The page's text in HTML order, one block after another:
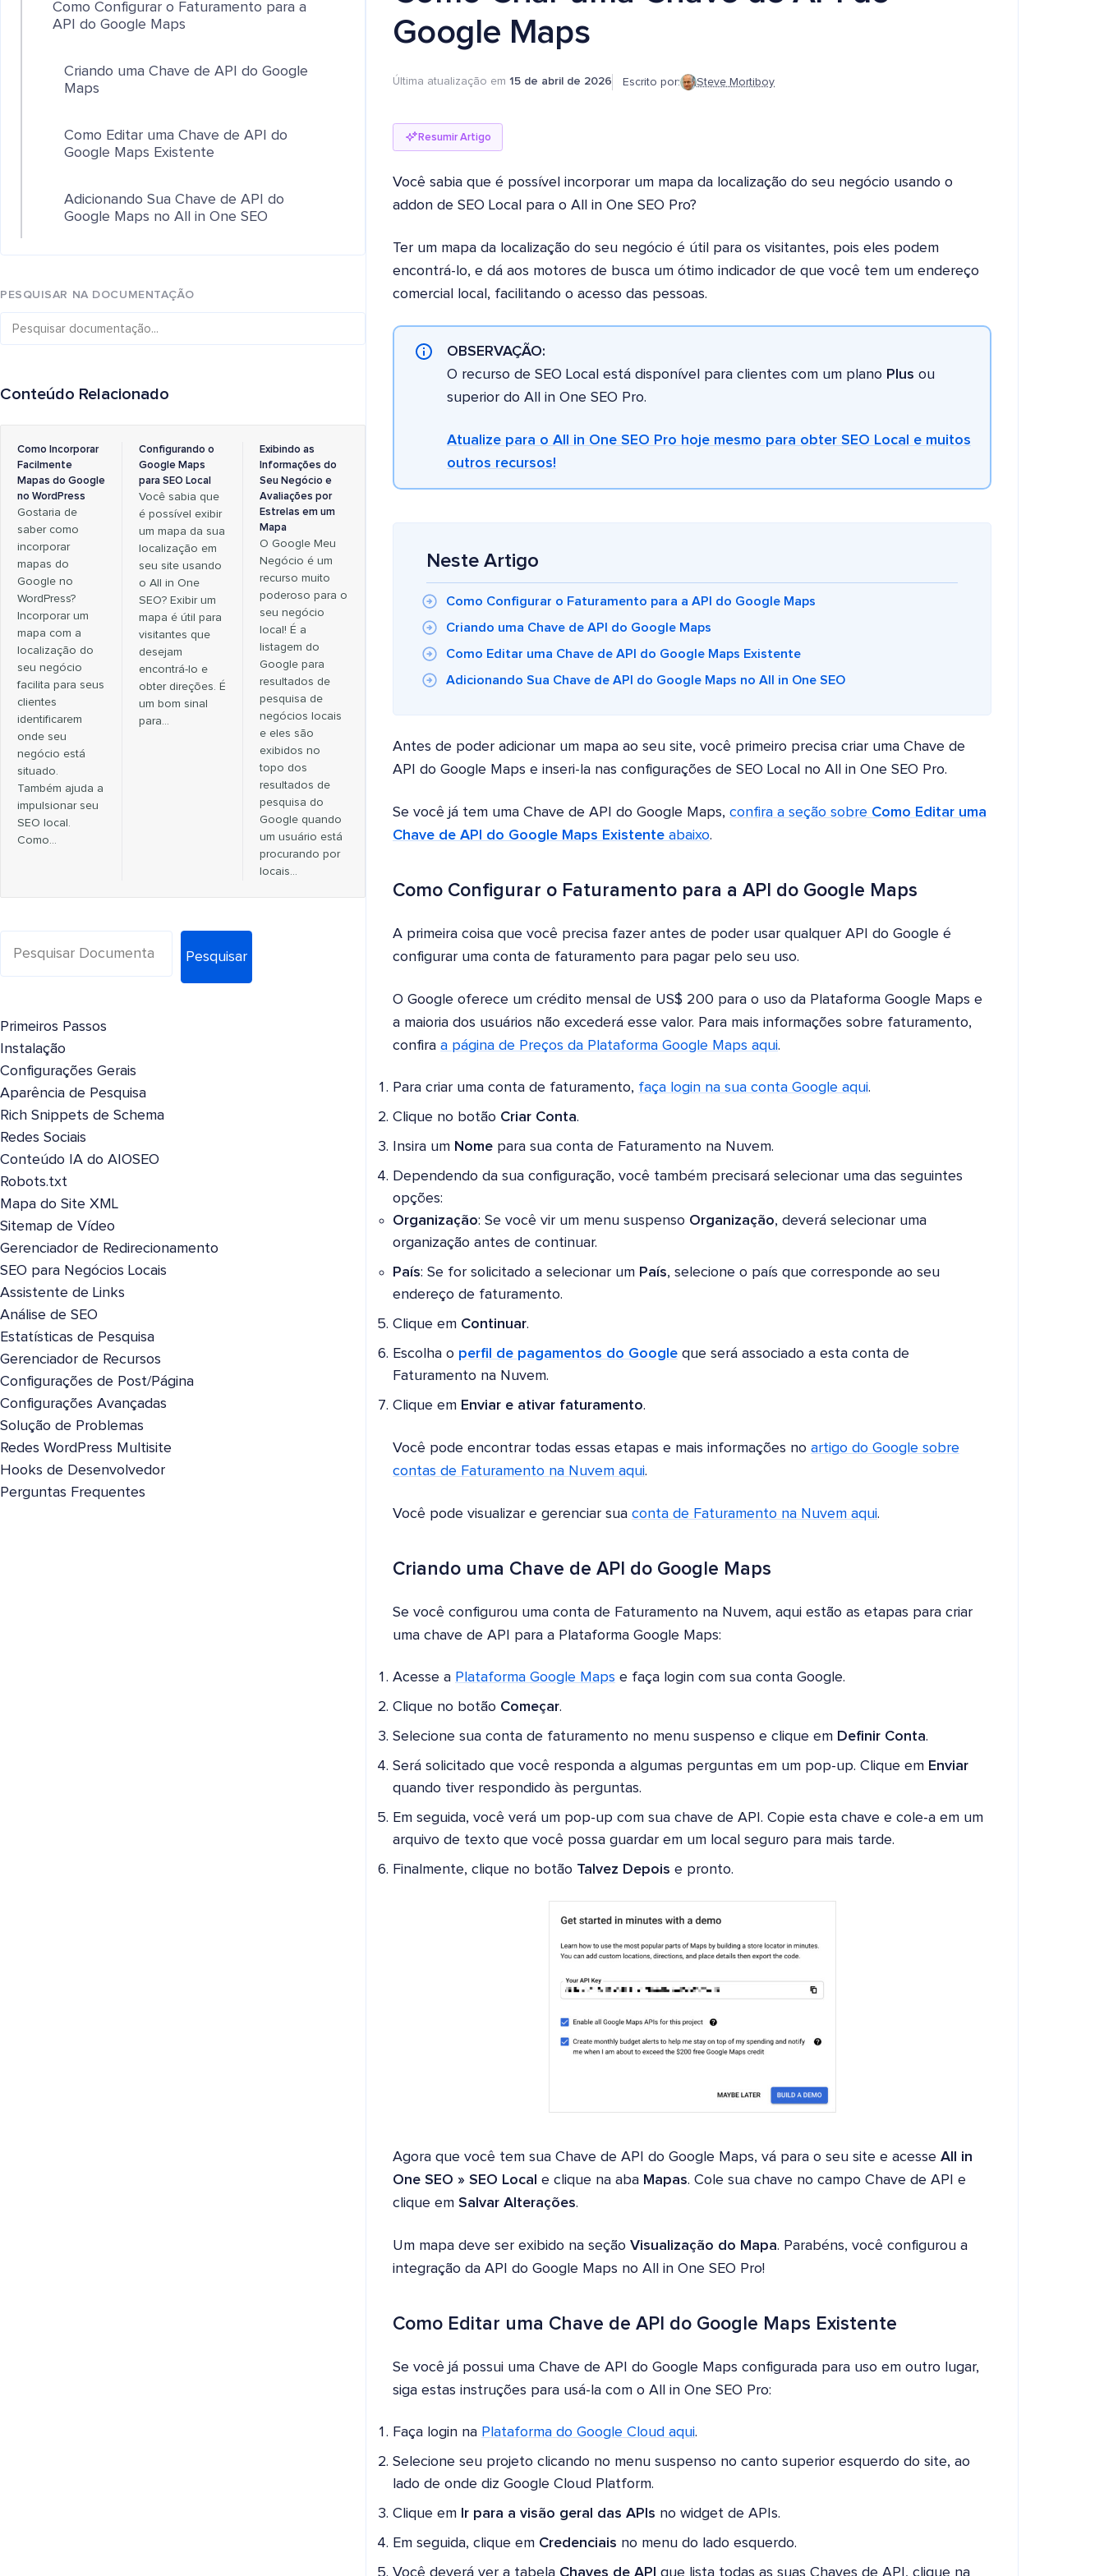
Google Maps
Última atualização em 15 de abril de 2026 Escrito por: Steve Mortiboy
Resumir Artigo
Você sabia que é possível incorporar um mapa da localização do seu negócio usando o
addon de SEO Local para o All in One SEO Pro?
Ter um mapa da localização do seu negócio é útil para os visitantes, pois eles podem
encontrá-lo, e dá aos motores de busca um ótimo indicador de que você tem um endereço
comercial local, facilitando o acesso das pessoas.
OBSERVAÇÃO:
O recurso de SEO Local está disponível para clientes com um plano Plus ou
superior do All in One SEO Pro.
Atualize para o All in One SEO Pro hoje mesmo para obter SEO Local e muitos
outros recursos!
Neste Artigo
Como Configurar o Faturamento para a API do Google Maps
Criando uma Chave de API do Google Maps
Como Editar uma Chave de API do Google Maps Existente
Adicionando Sua Chave de API do Google Maps no All in One SEO
Antes de poder adicionar um mapa ao seu site, você primeiro precisa criar uma Chave de
API do Google Maps e inseri-la nas configurações de SEO Local no All in One SEO Pro.
Se você já tem uma Chave de API do Google Maps, confira a seção sobre Como Editar uma
Chave de API do Google Maps Existente abaixo.
Como Configurar o Faturamento para a API do Google Maps
A primeira coisa que você precisa fazer antes de poder usar qualquer API do Google é
configurar uma conta de faturamento para pagar pelo seu uso.
O Google oferece um crédito mensal de US$ 200 para o uso da Plataforma Google Maps e
a maioria dos usuários não excederá esse valor. Para mais informações sobre faturamento,
confira a página de Preços da Plataforma Google Maps aqui.
Para criar uma conta de faturamento, faça login na sua conta Google aqui.
Clique no botão Criar Conta.
Insira um Nome para sua conta de Faturamento na Nuvem.
Dependendo da sua configuração, você também precisará selecionar uma das seguintes
opções:
Organização: Se você vir um menu suspenso Organização, deverá selecionar uma
organização antes de continuar.
País: Se for solicitado a selecionar um País, selecione o país que corresponde ao seu
endereço de faturamento.
Clique em Continuar.
Escolha o perfil de pagamentos do Google que será associado a esta conta de
Faturamento na Nuvem.
Clique em Enviar e ativar faturamento.
Você pode encontrar todas essas etapas e mais informações no artigo do Google sobre
contas de Faturamento na Nuvem aqui.
Você pode visualizar e gerenciar sua conta de Faturamento na Nuvem aqui.
Criando uma Chave de API do Google Maps
Se você configurou uma conta de Faturamento na Nuvem, aqui estão as etapas para criar
uma chave de API para a Plataforma Google Maps:
Acesse a Plataforma Google Maps e faça login com sua conta Google.
Clique no botão Começar.
Selecione sua conta de faturamento no menu suspenso e clique em Definir Conta.
Será solicitado que você responda a algumas perguntas em um pop-up. Clique em Enviar
quando tiver respondido às perguntas.
Em seguida, você verá um pop-up com sua chave de API. Copie esta chave e cole-a em um
arquivo de texto que você possa guardar em um local seguro para mais tarde.
Finalmente, clique no botão Talvez Depois e pronto.
Agora que você tem sua Chave de API do Google Maps, vá para o seu site e acesse All in
One SEO » SEO Local e clique na aba Mapas. Cole sua chave no campo Chave de API e
clique em Salvar Alterações.
Um mapa deve ser exibido na seção Visualização do Mapa. Parabéns, você configurou a
integração da API do Google Maps no All in One SEO Pro!
Como Editar uma Chave de API do Google Maps Existente
Se você já possui uma Chave de API do Google Maps configurada para uso em outro lugar,
siga estas instruções para usá-la com o All in One SEO Pro:
Faça login na Plataforma do Google Cloud aqui.
Selecione seu projeto clicando no menu suspenso no canto superior esquerdo do site, ao
lado de onde diz Google Cloud Platform.
Clique em Ir para a visão geral das APIs no widget de APIs.
Em seguida, clique em Credenciais no menu do lado esquerdo.
Você deverá ver a tabela Chaves de API que lista todas as suas Chaves de API, clique na
Como Configurar o Faturamento para a
API do Google Maps
Criando uma Chave de API do Google
Maps
Como Editar uma Chave de API do
Google Maps Existente
Adicionando Sua Chave de API do
Google Maps no All in One SEO
PESQUISAR NA DOCUMENTAÇÃO
Conteúdo Relacionado
Como Incorporar
Facilmente
Mapas do Google
no WordPress
Gostaria de
saber como
incorporar
mapas do
Google no
WordPress?
Incorporar um
mapa com a
localização do
seu negócio
facilita para seus
clientes
identificarem
onde seu
negócio está
situado.
Também ajuda a
impulsionar seu
SEO local.
Como…
Configurando o
Google Maps
para SEO Local
Você sabia que
é possível exibir
um mapa da sua
localização em
seu site usando
o All in One
SEO? Exibir um
mapa é útil para
visitantes que
desejam
encontrá-lo e
obter direções. É
um bom sinal
para…
Exibindo as
Informações do
Seu Negócio e
Avaliações por
Estrelas em um
Mapa
O Google Meu
Negócio é um
recurso muito
poderoso para o
seu negócio
local! É a
listagem do
Google para
resultados de
pesquisa de
negócios locais
e eles são
exibidos no
topo dos
resultados de
pesquisa do
Google quando
um usuário está
procurando por
locais…
Pesquisar
Primeiros Passos
Instalação
Configurações Gerais
Aparência de Pesquisa
Rich Snippets de Schema
Redes Sociais
Conteúdo IA do AIOSEO
Robots.txt
Mapa do Site XML
Sitemap de Vídeo
Gerenciador de Redirecionamento
SEO para Negócios Locais
Assistente de Links
Análise de SEO
Estatísticas de Pesquisa
Gerenciador de Recursos
Configurações de Post/Página
Configurações Avançadas
Solução de Problemas
Redes WordPress Multisite
Hooks de Desenvolvedor
Perguntas Frequentes